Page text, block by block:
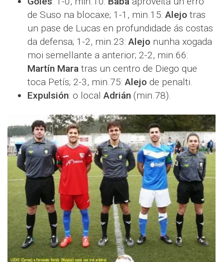
de Suso na blocaxe; 1-1, min.15: Alejo tras
un pase de Lucas en profundidade ás costas
da defensa; 1-2, min.23: Alejo nunha xogada
moi semellante a anterior; 2-2, min.66:
Martín Mara tras un centro de Diego que
toca Petís; 2-3, min.75: Alejo de penalti.
Expulsión: o local Adrián (min.78).